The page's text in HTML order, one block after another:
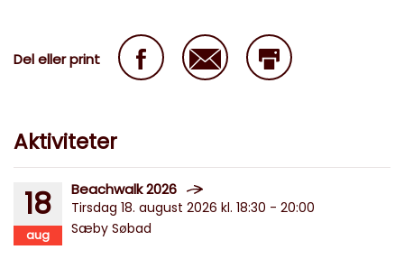
Del eller print
Aktiviteter
18
aug
Beachwalk 2026
Tirsdag 18. august 2026 kl. 18:30 - 20:00
Sæby Søbad